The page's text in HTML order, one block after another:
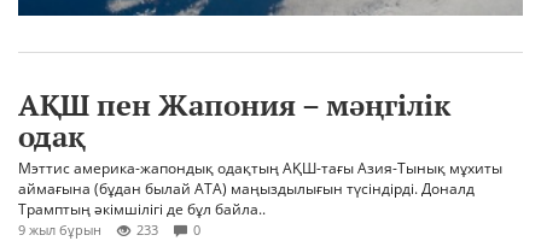
АҚШ пен Жапония – мәңгілік
одақ
Мэттис америка-жапондық одақтың АҚШ-тағы Азия-Тынық мұхиты
аймағына (бұдан былай АТА) маңыздылығын түсіндірді. Доналд
Трамптың әкімшілігі де бұл байла..
9 жыл бұрын 233 0